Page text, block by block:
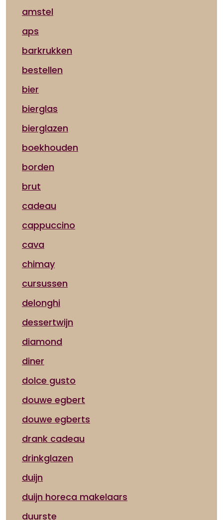
amstel
aps
barkrukken
bestellen
bier
bierglas
bierglazen
boekhouden
borden
brut
cadeau
cappuccino
cava
chimay
cursussen
delonghi
dessertwijn
diamond
diner
dolce gusto
douwe egbert
douwe egberts
drank cadeau
drinkglazen
duijn
duijn horeca makelaars
duurste